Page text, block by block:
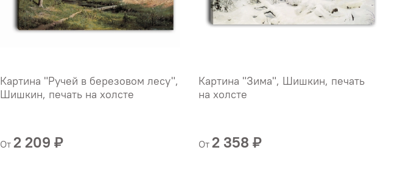
Картина "Ручей в березовом лесу",
Шишкин, печать на холсте
От 2 209 ₽
Картина "Зима", Шишкин, печать
на холсте
От 2 358 ₽